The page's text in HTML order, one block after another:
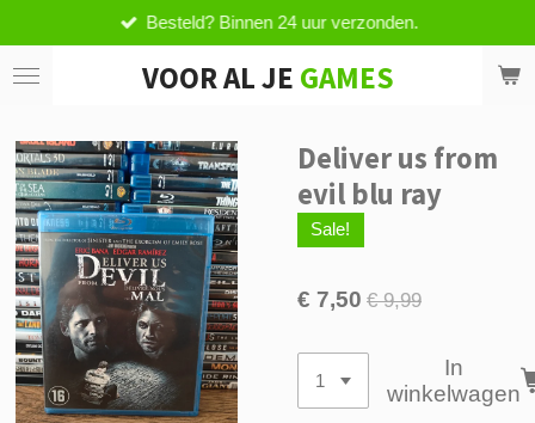
direct
naar
VOOR AL JE GAMES
Besteld? Binnen 24 uur verzonden.
Deliver us from
evil blu ray
Sale!
€ 7,50 € 9,99
In
winkelwagen